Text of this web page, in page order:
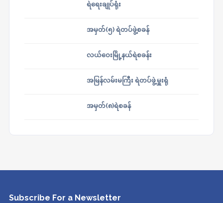
ရဲရေးချုပ်ရုံး
အမှတ်(၅) ရဲတပ်ဖွဲ့စခန်
လယ်ဝေးမြို့နယ်ရဲစခန်း
အမြန်လမ်းမကြီး ရဲတပ်ဖွဲ့မှူးရုံ
အမှတ်(၈)ရဲစခန်
Subscribe For a Newsletter